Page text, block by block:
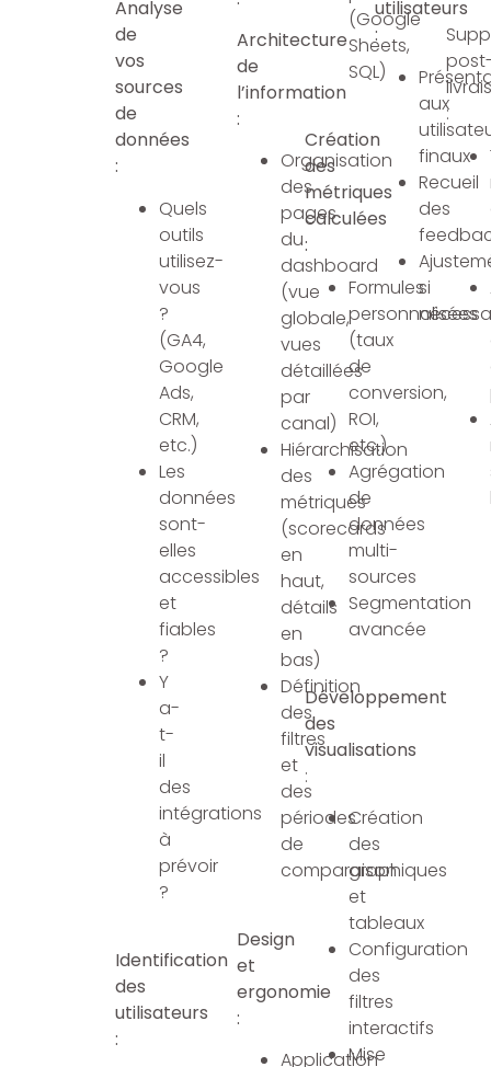
Analyse
de
vos
sources
de
données
:
Quels
outils
utilisez-
vous
?
(GA4,
Google
Ads,
CRM,
etc.)
Les
données
sont-
elles
accessibles
et
fiables
?
Y
a-
t-
il
des
intégrations
à
prévoir
?
Identification
des
utilisateurs
:
Architecture
de
l’information
:
Organisation
des
pages
du
dashboard
(vue
globale,
vues
détaillées
par
canal)
Hiérarchisation
des
métriques
(scorecards
en
haut,
détails
en
bas)
Définition
des
filtres
et
des
périodes
de
comparaison
Design
et
ergonomie
:
Application
(Google
Sheets,
SQL)
Création
des
métriques
calculées
:
Formules
personnalisées
(taux
de
conversion,
ROI,
etc.)
Agrégation
de
données
multi-
sources
Segmentation
avancée
Développement
des
visualisations
:
Création
des
graphiques
et
tableaux
Configuration
des
filtres
interactifs
Mise
utilisateurs
:
aux
finaux
Recueil
des
si
: